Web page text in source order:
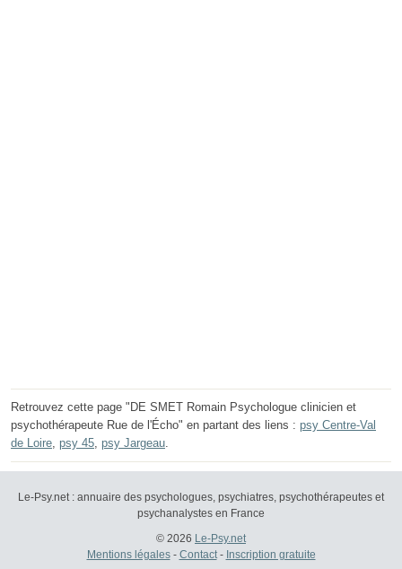
Retrouvez cette page "DE SMET Romain Psychologue clinicien et
psychothérapeute Rue de l'Écho" en partant des liens : psy Centre-Val
de Loire, psy 45, psy Jargeau.
Le-Psy.net : annuaire des psychologues, psychiatres, psychothérapeutes et
psychanalystes en France
© 2026 Le-Psy.net
Mentions légales- Contact- Inscription gratuite